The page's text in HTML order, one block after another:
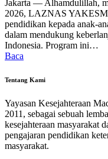
Jakarta — Alhamdulillah,
2026, LAZNAS
pendidikan kepada anak-
dalam mendukung
Indonesia. Program ini…
Baca
Tentang Kami
Yayasan Kesejahteraan
2011, sebagai sebuah
kesejahteraan masyarakat
pengajaran pendidikan
masyarakat.